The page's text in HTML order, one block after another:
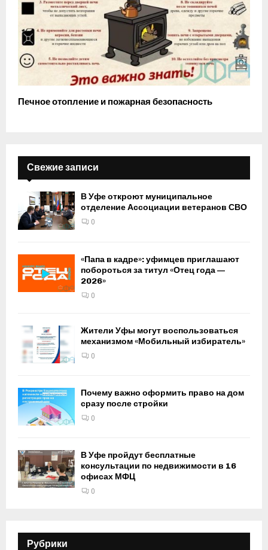
Печное отопление и пожарная безопасность
Свежие записи
В Уфе откроют муниципальное
отделение Ассоциации ветеранов СВО
0
«Папа в кадре»: уфимцев приглашают
побороться за титул «Отец года —
2026»
0
Жители Уфы могут воспользоваться
механизмом «Мобильный избиратель»
0
Почему важно оформить право на дом
сразу после стройки
0
В Уфе пройдут бесплатные
консультации по недвижимости в 16
офисах МФЦ
0
Рубрики